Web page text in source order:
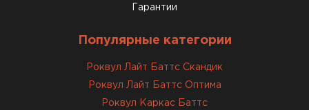
Гарантии
Популярные категории
Роквул Лайт Баттс Скандик
Роквул Лайт Баттс Оптима
Роквул Каркас Баттс